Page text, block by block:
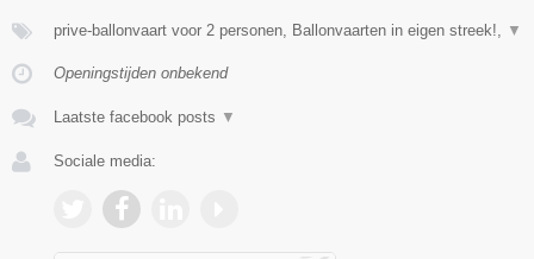
prive-ballonvaart voor 2 personen, Ballonvaarten in eigen streek!, ▼
Openingstijden onbekend
Laatste facebook posts ▼
Sociale media: